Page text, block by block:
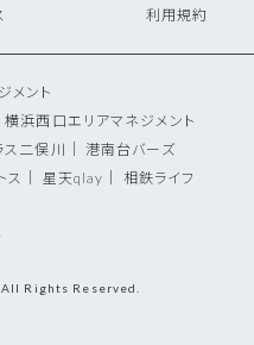
メント
浜西口エリアマネジメント
ス二俣川
港南台バーズ
ス
星天qlay
相鉄ライフ
利用規約
Rights Reserved.